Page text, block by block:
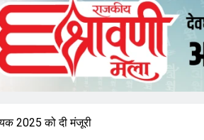
2025 को दी मंजूरी